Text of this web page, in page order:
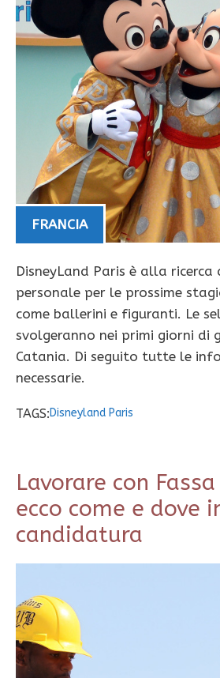
FRANCIA
DisneyLand Paris è alla ricerca
personale per le prossime
come ballerini e figuranti. Le
svolgeranno nei primi giorni di
Catania. Di seguito tutte le
necessarie.
TAGS:Disneyland Paris
Lavorare con
ecco come e dove
candidatura